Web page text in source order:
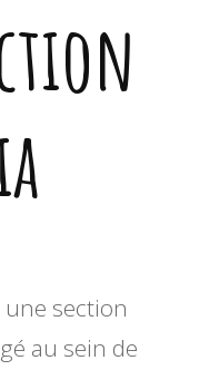
une section
au sein de